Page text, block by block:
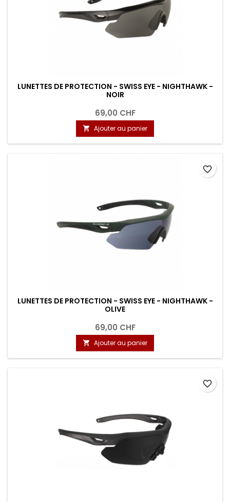
LUNETTES DE PROTECTION - SWISS EYE - NIGHTHAWK -
NOIR
69,00 CHF
 Ajouter au panier
LUNETTES DE PROTECTION - SWISS EYE - NIGHTHAWK -
OLIVE
69,00 CHF
 Ajouter au panier
favorite_border
favorite_border